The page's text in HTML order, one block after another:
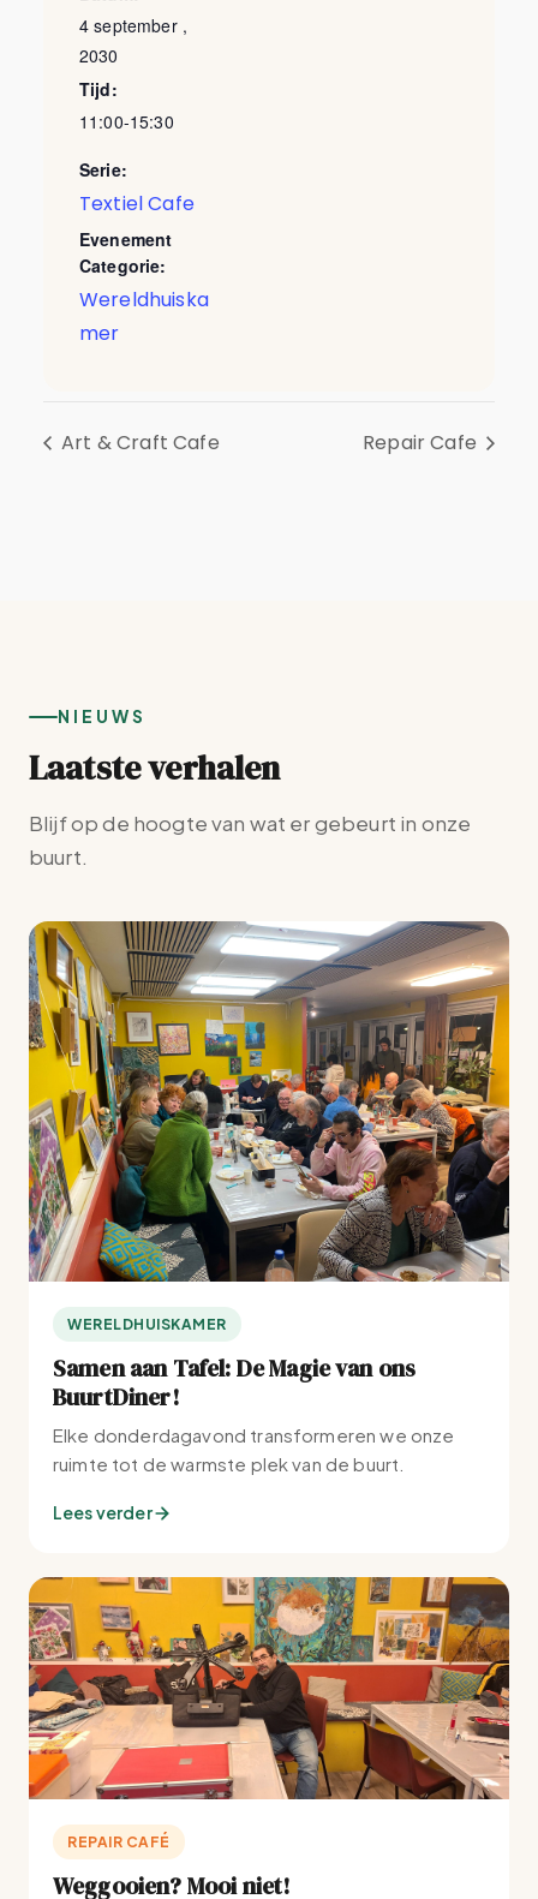
4 september ,
2030
Tijd:
11:00-15:30
Serie:
Textiel Cafe
Evenement
Categorie:
Wereldhuiska
mer
Art & Craft Cafe Repair Cafe
NIEUWS
Laatste verhalen
Blijf op de hoogte van wat er gebeurt in onze
buurt.
WERELDHUISKAMER
Samen aan Tafel: De Magie van ons
BuurtDiner!
Elke donderdagavond transformeren we onze
ruimte tot de warmste plek van de buurt.
Lees verder
REPAIR CAFÉ
Weggooien? Mooi niet!